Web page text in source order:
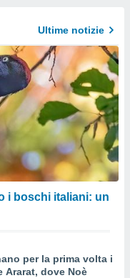
Ultime notizie
i boschi italiani: un
per la prima volta i
Ararat, dove Noè